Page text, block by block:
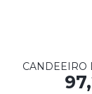
CANDEEIRO